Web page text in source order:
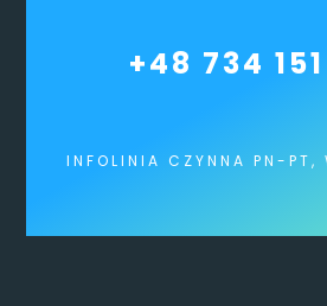
+48 734
INFOLINIA CZYNNA PN-